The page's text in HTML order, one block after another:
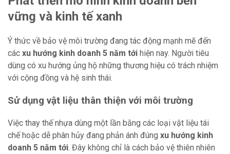
vững và kinh tế xanh
Ý thức về bảo vệ môi trường đang tác động mạnh mẽ đến
các xu hướng kinh doanh 5 năm tới hiện nay. Người tiêu
dùng có xu hướng ủng hộ những thương hiệu có trách nhiệm
với cộng đồng và hệ sinh thái.
Sử dụng vật liệu thân thiện với môi trường
Việc thay thế nhựa dùng một lần bằng các loại vật liệu tái
chế hoặc dễ phân hủy đang phản ánh đúng xu hướng kinh
doanh 5 năm tới. Đây không chỉ là cách bảo vệ thiên nhiên